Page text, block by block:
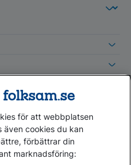
för att webbplatsen
även cookies du kan
förbättrar din
marknadsföring: